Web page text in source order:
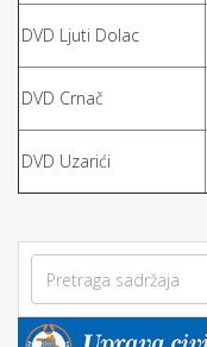
DVD Ljuti Dolac
DVD Crnač
DVD Uzarići